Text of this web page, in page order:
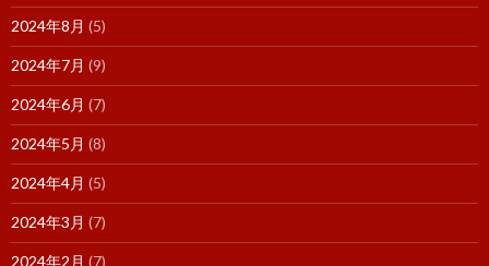
2024年8月 (5)
2024年7月 (9)
2024年6月 (7)
2024年5月 (8)
2024年4月 (5)
2024年3月 (7)
2024年2月 (7)